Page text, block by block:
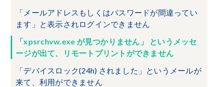
「メールアドレスもしくはパスワードが間違ってい
ます」と表示されログインできません
「xpsrchvw.exe が見つかりません」 というメッセ
ージが出て、リモートプリントができません
「デバイスロック(24h) されました」というメールが
来て、利用ができません